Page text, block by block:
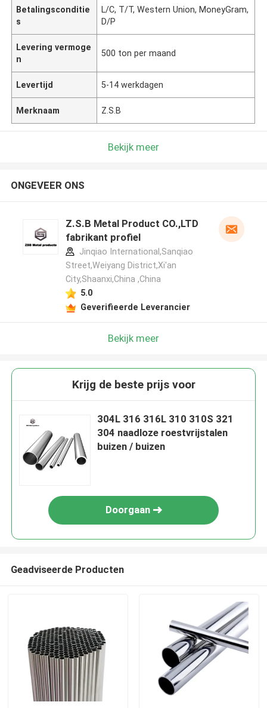
Betalingsconditie
s
L/C, T/T, Western Union, MoneyGram,
D/P
Levering vermoge
n
500 ton per maand
Levertijd 5-14 werkdagen
Merknaam Z.S.B
Bekijk meer
ONGEVEER ONS
Z.S.B Metal Product CO.,LTD
fabrikant profiel
Jinqiao International,Sanqiao
Street,Weiyang District,Xi'an
City,Shaanxi,China ,China
5.0
Geverifieerde Leverancier
Bekijk meer
Krijg de beste prijs voor
304L 316 316L 310 310S 321
304 naadloze roestvrijstalen
buizen / buizen
Doorgaan
Geadviseerde Producten